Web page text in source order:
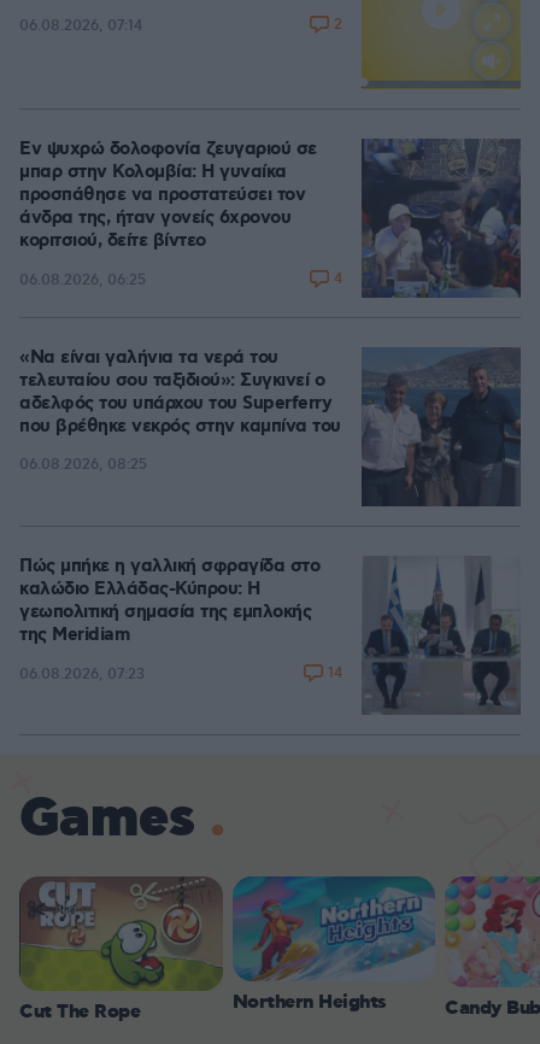
Loaded:
06.08.2026, 07:14 2
Εν ψυχρώ δολοφονία ζευγαριού σε
μπαρ στην Κολομβία: Η γυναίκα
προσπάθησε να προστατεύσει τον
άνδρα της, ήταν γονείς 6χρονου
κοριτσιού, δείτε βίντεο
06.08.2026, 06:25 4
«Να είναι γαλήνια τα νερά του
τελευταίου σου ταξιδιού»: Συγκινεί ο
αδελφός του υπάρχου του Superferry
που βρέθηκε νεκρός στην καμπίνα του
06.08.2026, 08:25
Πώς μπήκε η γαλλική σφραγίδα στο
καλώδιο Ελλάδας-Κύπρου: Η
γεωπολιτική σημασία της εμπλοκής
της Meridiam
06.08.2026, 07:23 14
Games
Cut The Rope Northern Heights Candy